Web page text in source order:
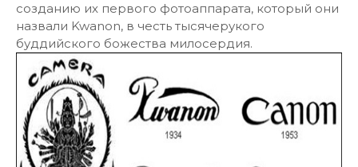
созданию их первого фотоаппарата, который они
назвали Kwanon, в честь тысячерукого
буддийского божества милосердия.